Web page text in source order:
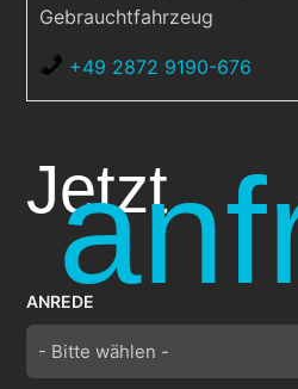
Gebrauchtfahrzeug
+49 2872 9190-676
Jetzt
ANREDE
- Bitte wählen -